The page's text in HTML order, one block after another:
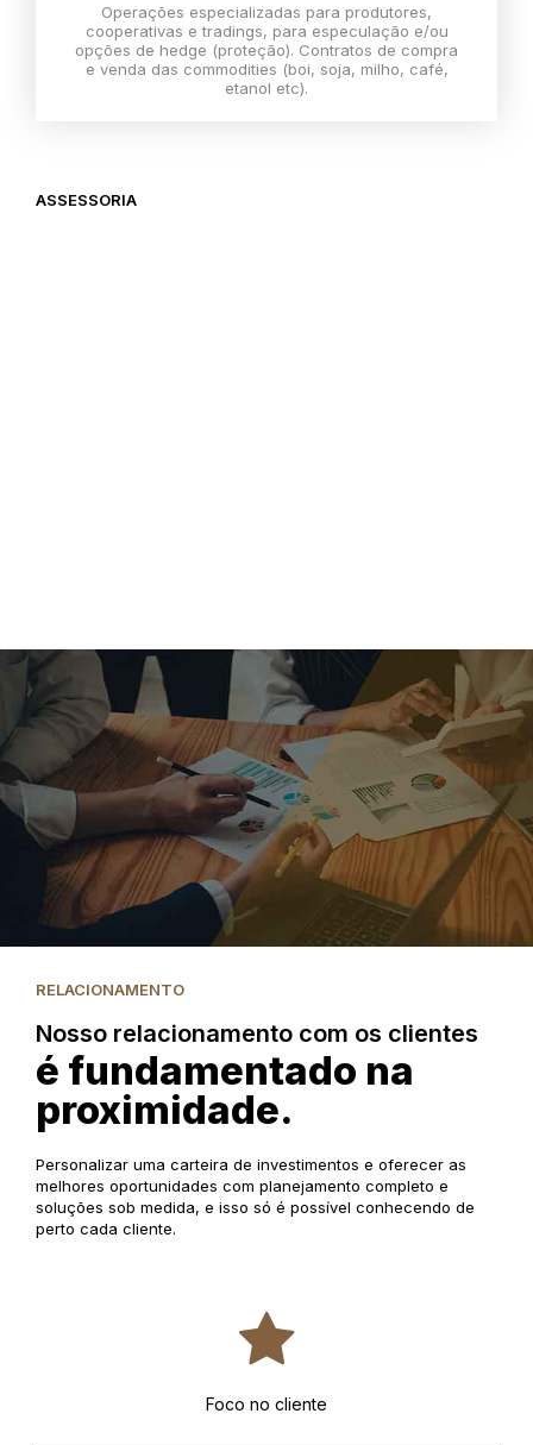
Operações especializadas para produtores,
cooperativas e tradings, para especulação e/ou
opções de hedge (proteção). Contratos de compra
e venda das commodities (boi, soja, milho, café,
etanol etc).
ASSESSORIA
RELACIONAMENTO
Nosso relacionamento com os clientes
é fundamentado na
proximidade.
Personalizar uma carteira de investimentos e oferecer as
melhores oportunidades com planejamento completo e
soluções sob medida, e isso só é possível conhecendo de
perto cada cliente.
Foco no cliente